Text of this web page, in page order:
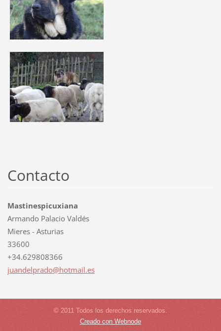
Contacto
Mastinespicuxiana
Armando Palacio Valdés
Mieres - Asturias
33600
+34.629808366
juandelprado@hotmail.es
© 2011 Todos los derechos reservados.
Creado con Webnode